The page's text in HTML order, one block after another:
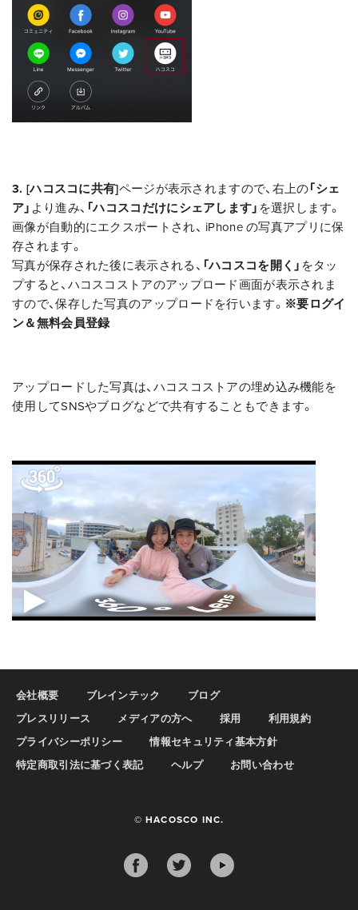
3. [ハコスコに共有]ページが表示されますので、右上の「シェ
ア」 より進み、 「ハコスコだけにシェアします」 を選択します。
画像が自動的にエクスポートされ、 iPhone の写真アプリに保
存されます。
写真が保存された後に表示される、 「ハコスコを開く」 をタッ
プすると、ハコスコストアのアップロード画面が表示されま
すので、保存した写真のアップロードを行います。 ※要ログイ
ン＆無料会員登録
アップロードした写真は、ハコスコストアの埋め込み機能を
使用してSNSやブログなどで共有することもできます。
会社概要 ブレインテック
ブログ
プレスリリース
メディアの方へ 採用
利用規約
プライバシーポリシー
情報セキュリティ基本方針
特定商取引法に基づく表記
ヘルプ お問い合わせ
© HACOSCO INC.